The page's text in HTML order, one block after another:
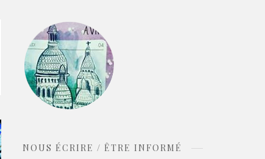
NOUS ÉCRIRE / ÊTRE INFORMÉ